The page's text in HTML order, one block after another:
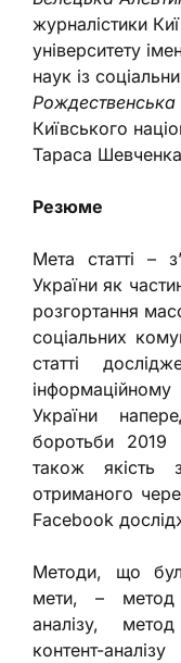
журналістики
університету
наук із
Рождественська
Київського
Тараса
Резюме
Мета статті –
України як
розгортання
соціальних
статті
України
боротьби
також якість
отриманого
Facebook
Методи, що
мети, – метод
аналізу,
контент-